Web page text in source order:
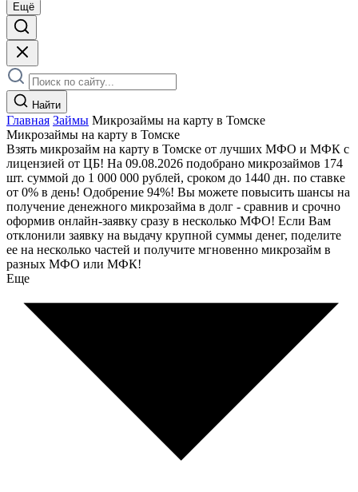
Ещё
Найти
Главная Займы Микрозаймы на карту в Томске
Микрозаймы на карту в Томске
Взять микрозайм на карту в Томске от лучших МФО и МФК с
лицензией от ЦБ! На 09.08.2026 подобрано микрозаймов 174
шт. суммой до 1 000 000 рублей, сроком до 1440 дн. по ставке
от 0% в день! Одобрение 94%! Вы можете повысить шансы на
получение денежного микрозайма в долг - сравнив и срочно
оформив онлайн-заявку сразу в несколько МФО! Если Вам
отклонили заявку на выдачу крупной суммы денег, поделите
ее на несколько частей и получите мгновенно микрозайм в
разных МФО или МФК!
Еще